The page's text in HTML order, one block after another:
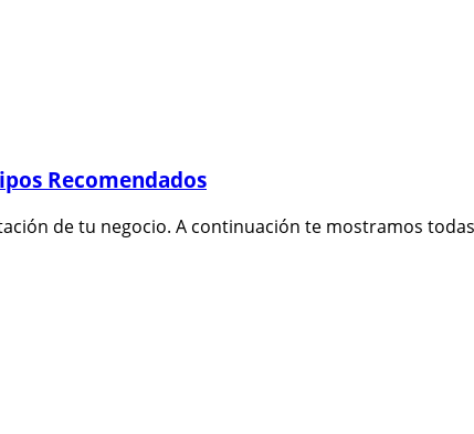
Recomendados
de tu negocio. A continuación te mostramos